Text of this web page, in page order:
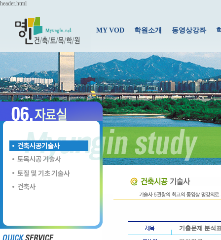
header.html
MY VOD 학원소개 동영상강좌
기출문제 분석